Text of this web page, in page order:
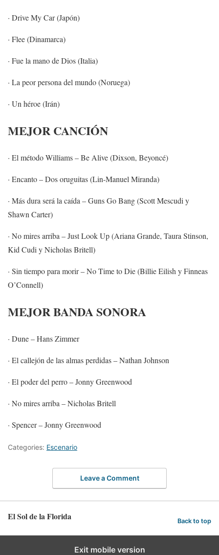
· Drive My Car (Japón)
· Flee (Dinamarca)
· Fue la mano de Dios (Italia)
· La peor persona del mundo (Noruega)
· Un héroe (Irán)
MEJOR CANCIÓN
· El método Williams – Be Alive (Dixson, Beyoncé)
· Encanto – Dos oruguitas (Lin-Manuel Miranda)
· Más dura será la caída – Guns Go Bang (Scott Mescudi y
Shawn Carter)
· No mires arriba – Just Look Up (Ariana Grande, Taura Stinson,
Kid Cudi y Nicholas Britell)
· Sin tiempo para morir – No Time to Die (Billie Eilish y Finneas
O’Connell)
MEJOR BANDA SONORA
· Dune – Hans Zimmer
· El callejón de las almas perdidas – Nathan Johnson
· El poder del perro – Jonny Greenwood
· No mires arriba – Nicholas Britell
· Spencer – Jonny Greenwood
Categories: Escenario
Leave a Comment
El Sol de la Florida Back to top
Exit mobile version